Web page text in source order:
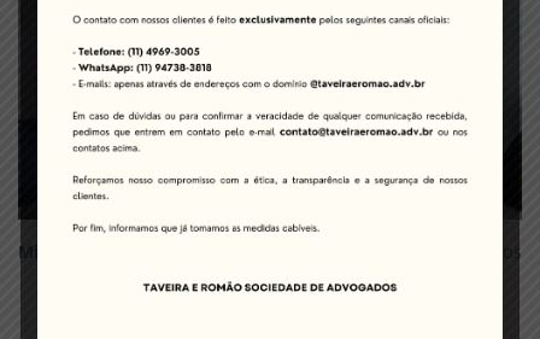
Missão
| Transformar a vida de nossos clientes na solução dos
problemas de modo acolhedor, profissional